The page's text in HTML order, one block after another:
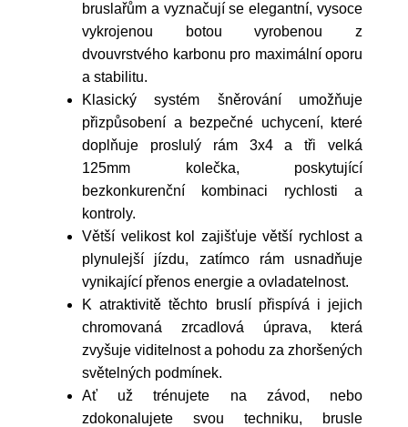
bruslařům a vyznačují se elegantní, vysoce
vykrojenou botou vyrobenou z
dvouvrstvého karbonu pro maximální oporu
a stabilitu.
Klasický systém šněrování umožňuje
přizpůsobení a bezpečné uchycení, které
doplňuje proslulý rám 3x4 a tři velká
125mm kolečka, poskytující
bezkonkurenční kombinaci rychlosti a
kontroly.
Větší velikost kol zajišťuje větší rychlost a
plynulejší jízdu, zatímco rám usnadňuje
vynikající přenos energie a ovladatelnost.
K atraktivitě těchto bruslí přispívá i jejich
chromovaná zrcadlová úprava, která
zvyšuje viditelnost a pohodu za zhoršených
světelných podmínek.
Ať už trénujete na závod, nebo
zdokonalujete svou techniku, brusle